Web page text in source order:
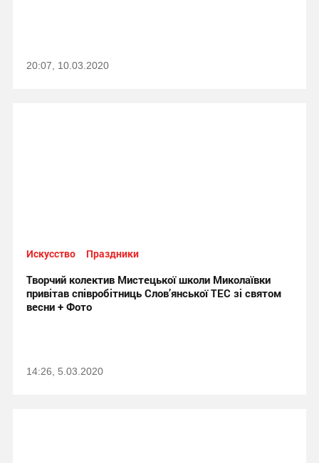
20:07, 10.03.2020
Искусство Праздники
Творчий колектив Мистецької школи Миколаївки
привітав співробітниць Слов’янської ТЕС зі святом
весни + Фото
14:26, 5.03.2020